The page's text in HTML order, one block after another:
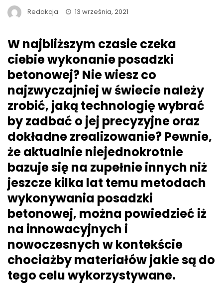
Redakcja 13 września, 2021
W najbliższym czasie czeka
ciebie wykonanie posadzki
betonowej? Nie wiesz co
najzwyczajniej w świecie należy
zrobić, jaką technologię wybrać
by zadbać o jej precyzyjne oraz
dokładne zrealizowanie? Pewnie,
że aktualnie niejednokrotnie
bazuje się na zupełnie innych niż
jeszcze kilka lat temu metodach
wykonywania posadzki
betonowej, można powiedzieć iż
na innowacyjnych i
nowoczesnych w kontekście
chociażby materiałów jakie są do
tego celu wykorzystywane.